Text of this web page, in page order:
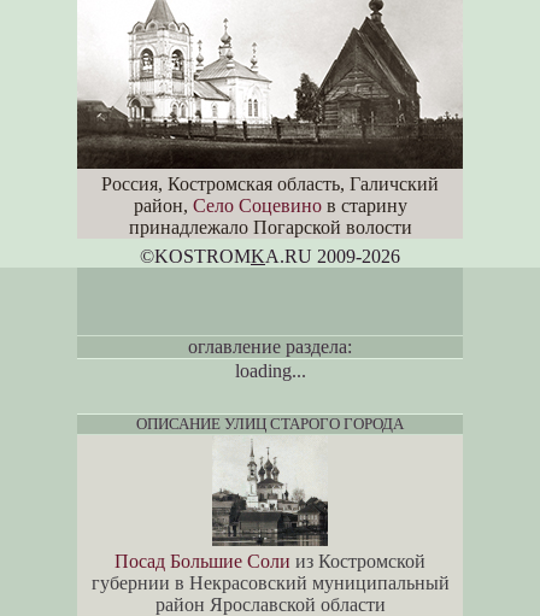
Россия, Костромская область, Галичский
район, Село Соцевинов старину
принадлежало Погарской волости
©KOSTROMKA.RU 2009-2026
оглавление раздела:
loading...
ОПИСАНИЕ УЛИЦ СТАРОГО ГОРОДА
Посад Большие Соли из Костромской
губернии в Некрасовский муниципальный
район Ярославской области